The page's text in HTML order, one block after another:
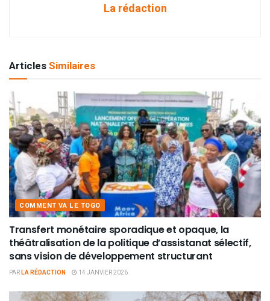
La rédaction
ArticlesSimilaires
COMMENT VA LE TOGO
Transfert monétaire sporadique et opaque, la
théâtralisation de la politique d’assistanat sélectif,
sans vision de développement structurant
PARLA RÉDACTION 14 JANVIER 2026